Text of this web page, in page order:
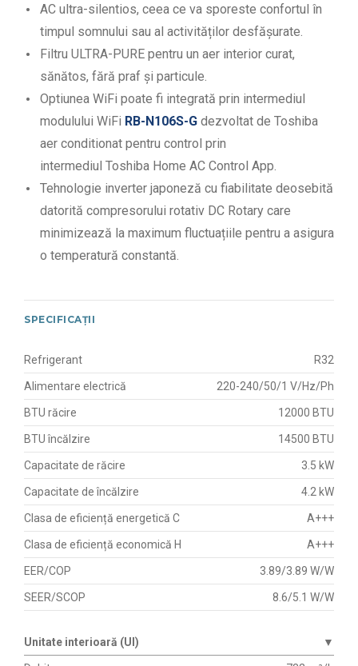
AC ultra-silentios, ceea ce va sporeste confortul în
timpul somnului sau al activităților desfășurate.
Filtru ULTRA-PURE pentru un aer interior curat,
sănătos, fără praf și particule.
Optiunea WiFi poate fi integrată prin intermediul
modulului WiFi RB-N106S-G dezvoltat de Toshiba
aer conditionat pentru control prin
intermediul Toshiba Home AC Control App.
Tehnologie inverter japoneză cu fiabilitate deosebită
datorită compresorului rotativ DC Rotary care
minimizează la maximum fluctuațiile pentru a asigura
o temperatură constantă.
SPECIFICAȚII
Refrigerant R32
Alimentare electrică 220-240/50/1 V/Hz/Ph
BTU răcire 12000 BTU
BTU încălzire 14500 BTU
Capacitate de răcire 3.5 kW
Capacitate de încălzire 4.2 kW
Clasa de eficiență energetică C A+++
Clasa de eficiență economică H A+++
EER/COP 3.89/3.89 W/W
SEER/SCOP 8.6/5.1 W/W
Unitate interioară (UI) ▼